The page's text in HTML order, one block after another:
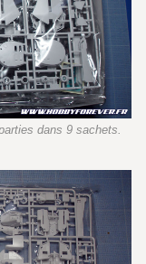
dans 9 sachets.